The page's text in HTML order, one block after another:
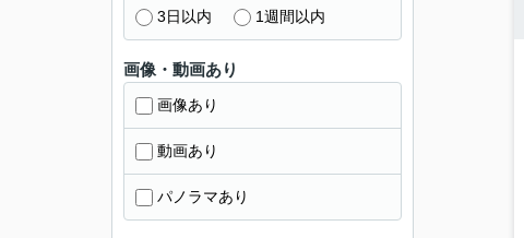
3日以内 1週間以内
画像・動画あり
画像あり
動画あり
パノラマあり